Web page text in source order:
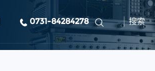
0731-84284278 搜索